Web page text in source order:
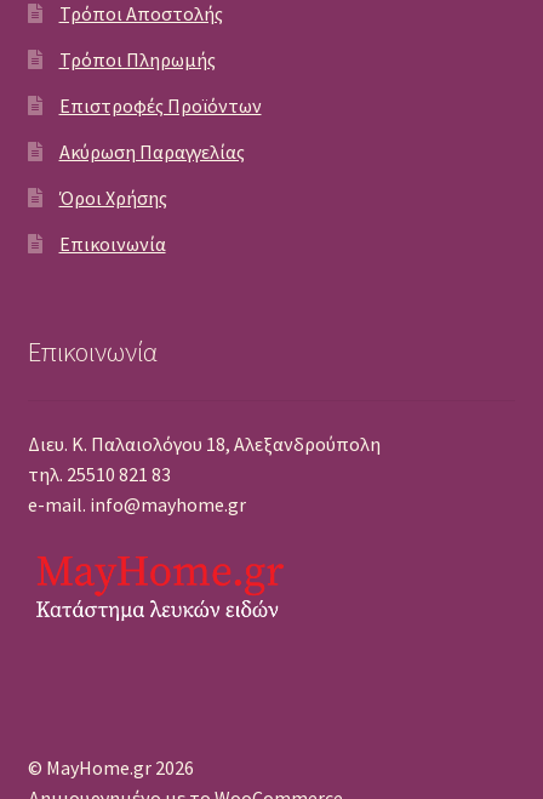
Τρόποι Αποστολής
Τρόποι Πληρωμής
Επιστροφές Προϊόντων
Ακύρωση Παραγγελίας
Όροι Χρήσης
Επικοινωνία
Επικοινωνία
Διευ. Κ. Παλαιολόγου 18, Αλεξανδρούπολη
τηλ. 25510 821 83
e-mail. info@mayhome.gr
© MayHome.gr 2026